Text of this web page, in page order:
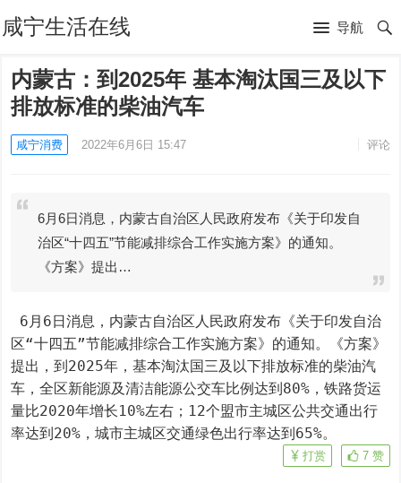
咸宁生活在线 导航
内蒙古：到2025年 基本淘汰国三及以下
排放标准的柴油汽车
咸宁消费 2022年6月6日 15:47 评论
6月6日消息，内蒙古自治区人民政府发布《关于印发自
治区“十四五”节能减排综合工作实施方案》的通知。
《方案》提出…
区“十四五”节能减排综合工作实施方案》的通知。《方案》
提出，到2025年，基本淘汰国三及以下排放标准的柴油汽
车，全区新能源及清洁能源公交车比例达到80%，铁路货运
量比2020年增长10%左右；12个盟市主城区公共交通出行
率达到20%，城市主城区交通绿色出行率达到65%。
7 赞
打赏